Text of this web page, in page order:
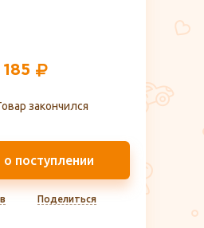
185
закончился
о поступлении
Поделиться